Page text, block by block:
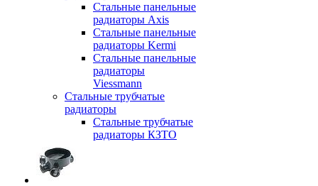
Стальные панельные
радиаторы Axis
Стальные панельные
радиаторы Kermi
Стальные панельные
радиаторы
Viessmann
Стальные трубчатые
радиаторы
Стальные трубчатые
радиаторы КЗТО